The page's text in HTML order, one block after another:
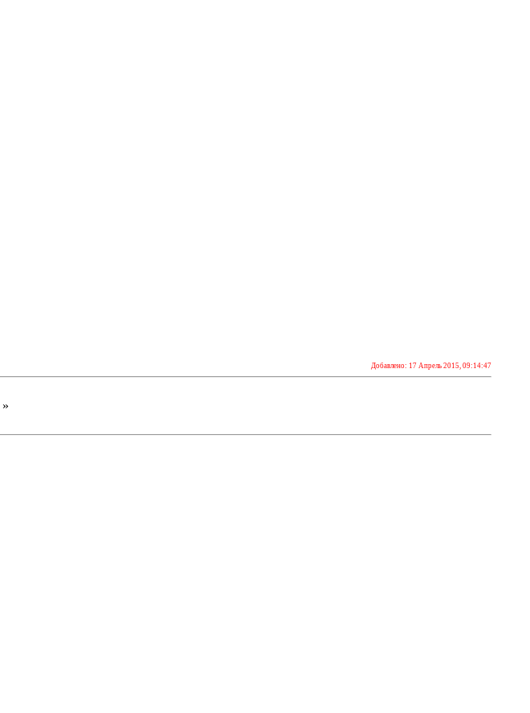
Добавлено: 17 Апрель 2015, 09:14:47
»